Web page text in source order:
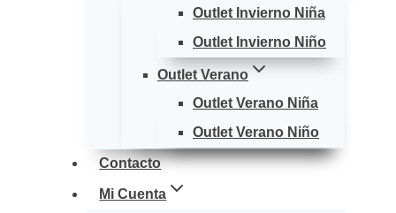
Outlet Invierno Niña
Outlet Invierno Niño
Outlet Verano
Outlet Verano Niña
Outlet Verano Niño
Contacto
Mi Cuenta